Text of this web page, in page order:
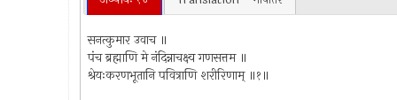
सनत्कुमार उवाच ॥
पंच ब्रह्माणि मे नंदिन्नाचक्ष्व गणसत्तम ॥
श्रेयःकरणभूतानि पवित्राणि शरीरिणाम् ॥१॥